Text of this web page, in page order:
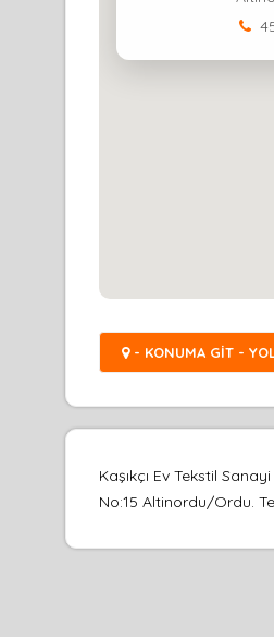
- KONUMA GİT -
Kaşıkçı Ev Tekstil
No:15 Altinordu/Ordu.